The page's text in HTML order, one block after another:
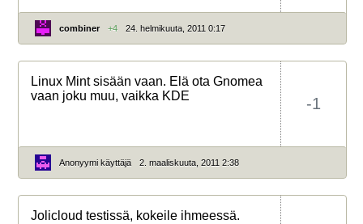
combiner +4 24. helmikuuta, 2011 0:17
Linux Mint sisään vaan. Elä ota Gnomea
vaan joku muu, vaikka KDE
-1
Anonyymi käyttäjä 2. maaliskuuta, 2011 2:38
Jolicloud testissä, kokeile ihmeessä.